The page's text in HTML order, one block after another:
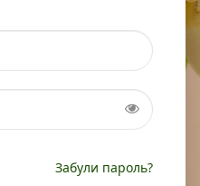
Забули пароль?